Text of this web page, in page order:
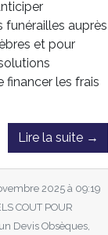
funérailles auprès
et pour
financer les frais
Lire la suite →
2025 à 09:19
COUT POUR
Devis Obsèques,